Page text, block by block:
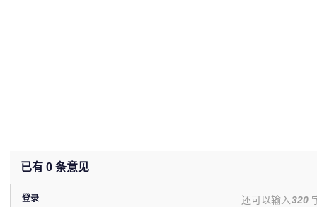
已有 0 条意见
登录 还可以输入320